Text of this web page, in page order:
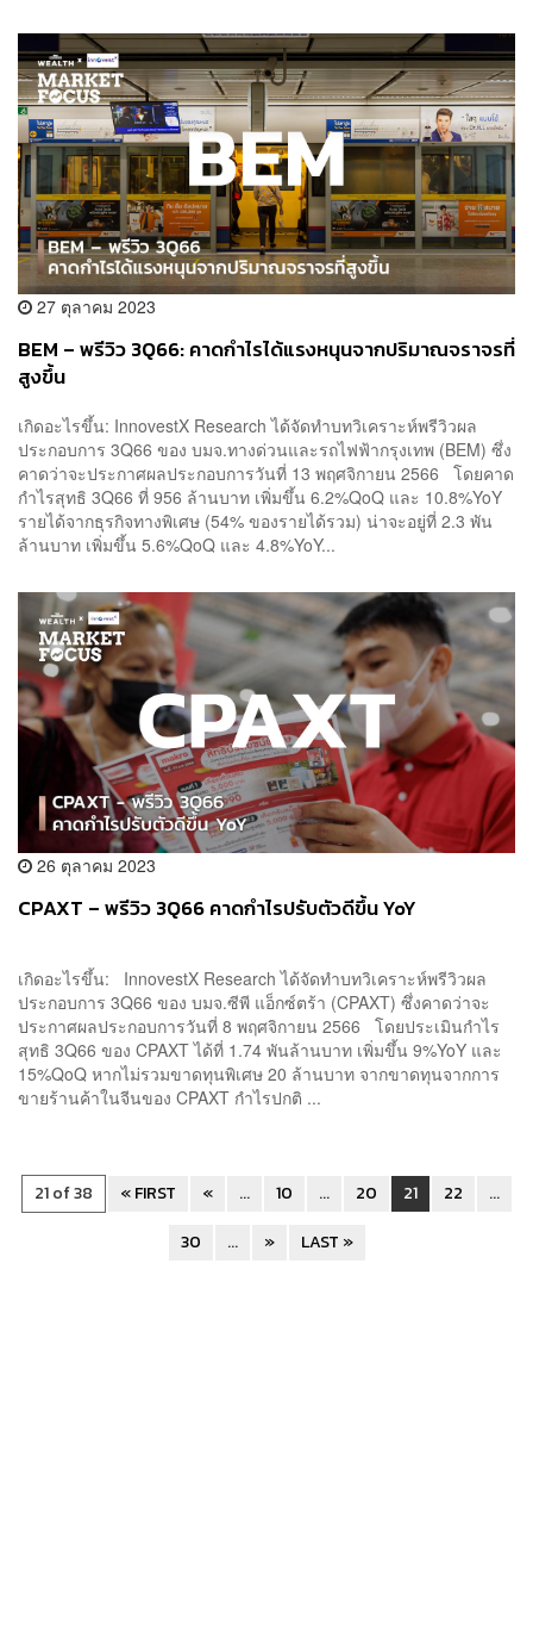
27 ตุลาคม 2023
BEM – พรีวิว 3Q66: คาดกำไรได้แรงหนุนจากปริมาณจราจรที่
สูงขึ้น
เกิดอะไรขึ้น: InnovestX Research ได้จัดทำบทวิเคราะห์พรีวิวผล
ประกอบการ 3Q66 ของ บมจ.ทางด่วนและรถไฟฟ้ากรุงเทพ (BEM) ซึ่ง
คาดว่าจะประกาศผลประกอบการวันที่ 13 พฤศจิกายน 2566 โดยคาด
กำไรสุทธิ 3Q66 ที่ 956 ล้านบาท เพิ่มขึ้น 6.2%QoQ และ 10.8%YoY
รายได้จากธุรกิจทางพิเศษ (54% ของรายได้รวม) น่าจะอยู่ที่ 2.3 พัน
ล้านบาท เพิ่มขึ้น 5.6%QoQ และ 4.8%YoY...
26 ตุลาคม 2023
CPAXT – พรีวิว 3Q66 คาดกำไรปรับตัวดีขึ้น YoY
เกิดอะไรขึ้น: InnovestX Research ได้จัดทำบทวิเคราะห์พรีวิวผล
ประกอบการ 3Q66 ของ บมจ.ซีพี แอ็กซ์ตร้า (CPAXT) ซึ่งคาดว่าจะ
ประกาศผลประกอบการวันที่ 8 พฤศจิกายน 2566 โดยประเมินกำไร
สุทธิ 3Q66 ของ CPAXT ได้ที่ 1.74 พันล้านบาท เพิ่มขึ้น 9%YoY และ
15%QoQ หากไม่รวมขาดทุนพิเศษ 20 ล้านบาท จากขาดทุนจากการ
ขายร้านค้าในจีนของ CPAXT กำไรปกติ ...
21 of 38 « FIRST « ... 10 ... 20 21 22
...
30
... » LAST »